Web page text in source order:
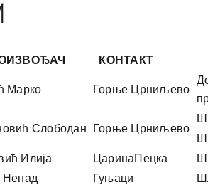
КОНТАКТ
Марко Горње Црниљево
Слободан Горње Црниљево
Илија ЦаринаПецка
Ненад Гуњаци